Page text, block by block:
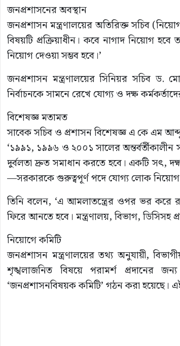
জনপ্রশাসনের অবস্থান
জনপ্রশাসন মন্ত্রণালয়ের অতিরিক্ত সচিব
বিষয়টি প্রক্রিয়াধীন। কবে নাগাদ নিয়োগ
নিয়োগ দেওয়া সম্ভব হবে।’
জনপ্রশাসন মন্ত্রণালয়ের সিনিয়র সচিব ড.
নির্বাচনকে সামনে রেখে যোগ্য ও দক্ষ
বিশেষজ্ঞ মতামত
সাবেক সচিব ও প্রশাসন বিশেষজ্ঞ এ কে এম
‘১৯৯১, ১৯৯৬ ও ২০০১ সালের
দুর্বলতা দ্রুত সমাধান করতে হবে। একটি সৎ,
—সরকারকে গুরুত্বপূর্ণ পদে যোগ্য লোক নিয়োগ
তিনি বলেন, ‘এ আমলাতন্ত্রের ওপর ভর করে
ফিরে আনতে হবে। মন্ত্রণালয়, বিভাগ, ডিসিসহ
নিয়োগে কমিটি
জনপ্রশাসন মন্ত্রণালয়ের তথ্য অনুযায়ী,
শৃঙ্খলাজনিত বিষয়ে পরামর্শ প্রদানের
‘জনপ্রশাসনবিষয়ক কমিটি’ গঠন করা হয়েছে। এই